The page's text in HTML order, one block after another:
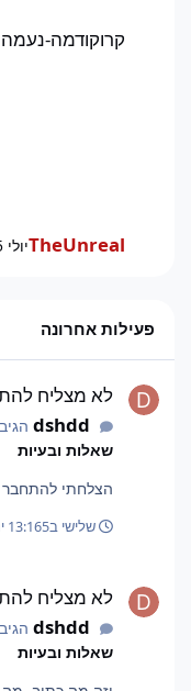
קרוקודמה-נעמה1
TheUnrealיולי 25
פעילות אחרונה
לא מצליח
dshdd
שאלות ובעיות
הצלחתי
שלישי ב13:165 ימים
לא מצליח
dshdd
שאלות ובעיות